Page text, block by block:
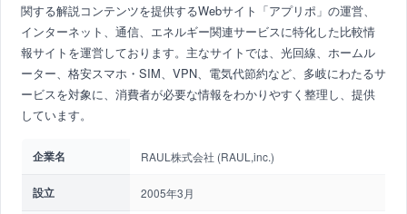
関する解説コンテンツを提供するWebサイト「アプリポ」の運営、
インターネット、通信、エネルギー関連サービスに特化した比較情
報サイトを運営しております。主なサイトでは、光回線、ホームル
ーター、格安スマホ・SIM、VPN、電気代節約など、多岐にわたるサ
ービスを対象に、消費者が必要な情報をわかりやすく整理し、提供
しています。
企業名 RAUL株式会社 (RAUL,inc.)
設立 2005年3月